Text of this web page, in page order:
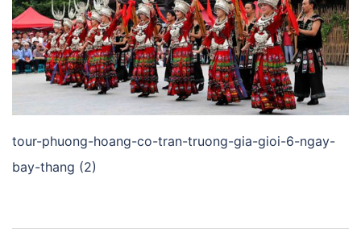
tour-phuong-hoang-co-tran-truong-gia-gioi-6-ngay-
bay-thang (2)